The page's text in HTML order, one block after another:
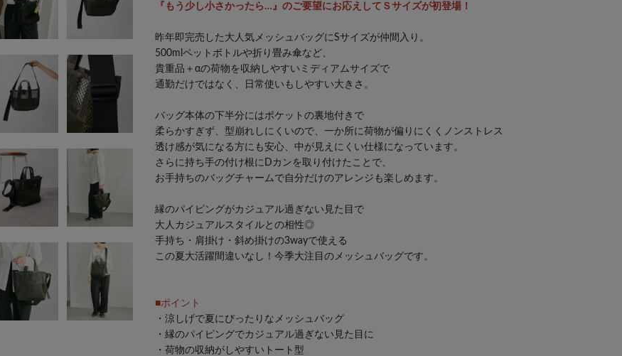
『もう少し小さかったら…』のご要望にお応えしてＳサイズが初登場！
昨年即完売した大人気メッシュバッグにSサイズが仲間入り。
500mlペットボトルや折り畳み傘など、
貴重品＋αの荷物を収納しやすいミディアムサイズで
通勤だけではなく、日常使いもしやすい大きさ。
バッグ本体の下半分にはポケットの裏地付きで
柔らかすぎず、型崩れしにくいので、一か所に荷物が偏りにくくノンストレス
透け感が気になる方にも安心、中が見えにくい仕様になっています。
さらに持ち手の付け根にDカンを取り付けたことで、
お手持ちのバッグチャームで自分だけのアレンジも楽しめます。
縁のパイピングがカジュアル過ぎない見た目で
大人カジュアルスタイルとの相性◎
手持ち・肩掛け・斜め掛けの3wayで使える
この夏大活躍間違いなし！今季大注目のメッシュバッグです。
■ポイント
・涼しげで夏にぴったりなメッシュバッグ
・縁のパイピングでカジュアル過ぎない見た目に
・荷物の収納がしやすいトート型